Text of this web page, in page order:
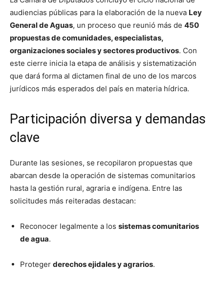
audiencias públicas para la elaboración de la nueva Ley
General de Aguas, un proceso que reunió más de 450
propuestas de comunidades, especialistas,
organizaciones sociales y sectores productivos. Con
este cierre inicia la etapa de análisis y sistematización
que dará forma al dictamen final de uno de los marcos
jurídicos más esperados del país en materia hídrica.
Participación diversa y demandas
clave
Durante las sesiones, se recopilaron propuestas que
abarcan desde la operación de sistemas comunitarios
hasta la gestión rural, agraria e indígena. Entre las
solicitudes más reiteradas destacan:
Reconocer legalmente a los sistemas comunitarios
de agua.
Proteger derechos ejidales y agrarios.